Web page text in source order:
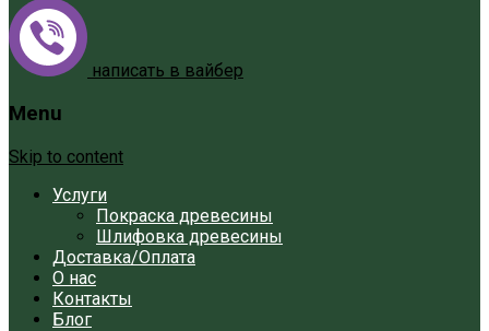
написать в вайбер
Menu
Skip to content
Услуги
Покраска древесины
Шлифовка древесины
Доставка/Оплата
О нас
Контакты
Блог